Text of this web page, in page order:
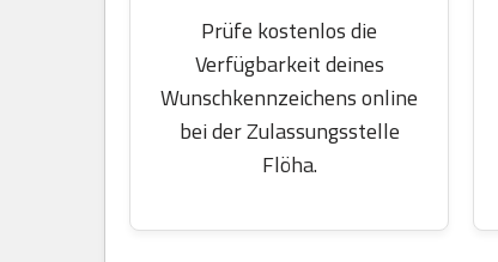
Prüfe kostenlos die
Verfügbarkeit deines
Wunschkennzeichens online
bei der Zulassungsstelle
Flöha.